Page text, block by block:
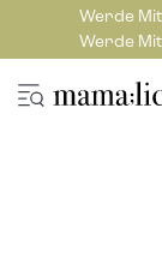
Werde
Werde